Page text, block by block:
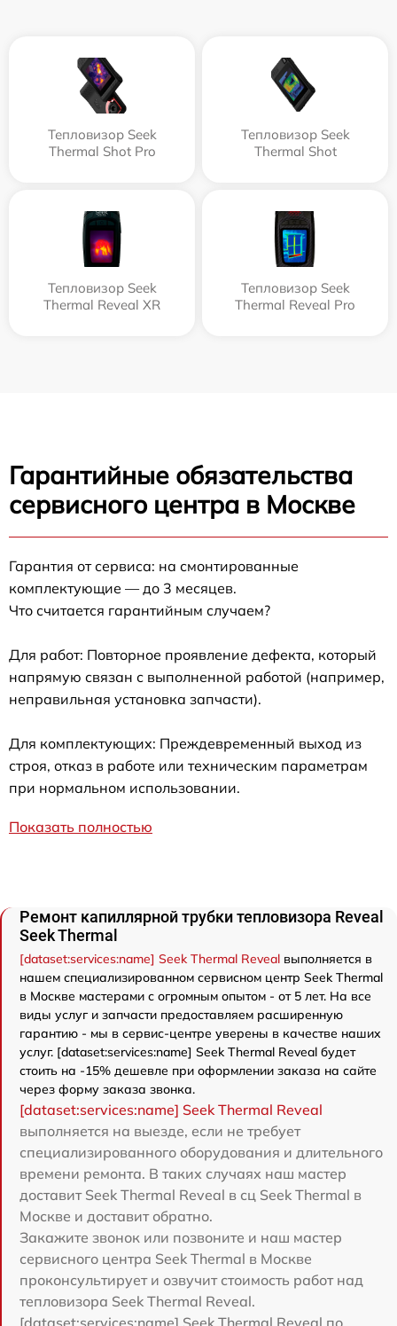
Тепловизор Seek
Thermal Shot Pro
Тепловизор Seek
Thermal Shot
Тепловизор Seek
Thermal Reveal XR
Тепловизор Seek
Thermal Reveal Pro
Гарантийные обязательства
сервисного центра в Москве
Гарантия от сервиса: на смонтированные
комплектующие — до 3 месяцев.
Что считается гарантийным случаем?
Для работ: Повторное проявление дефекта, который
напрямую связан с выполненной работой (например,
неправильная установка запчасти).
Для комплектующих: Преждевременный выход из
строя, отказ в работе или техническим параметрам
при нормальном использовании.
Показать полностью
Ремонт капиллярной трубки тепловизора Reveal
Seek Thermal
[dataset:services:name] Seek Thermal Reveal выполняется в
нашем специализированном сервисном центр Seek Thermal
в Москве мастерами с огромным опытом - от 5 лет. На все
виды услуг и запчасти предоставляем расширенную
гарантию - мы в сервис-центре уверены в качестве наших
услуг. [dataset:services:name] Seek Thermal Reveal будет
стоить на -15% дешевле при оформлении заказа на сайте
через форму заказа звонка.
[dataset:services:name] Seek Thermal Reveal
выполняется на выезде, если не требует
специализированного оборудования и длительного
времени ремонта. В таких случаях наш мастер
доставит Seek Thermal Reveal в сц Seek Thermal в
Москве и доставит обратно.
Закажите звонок или позвоните и наш мастер
сервисного центра Seek Thermal в Москве
проконсультирует и озвучит стоимость работ над
тепловизора Seek Thermal Reveal.
[dataset:services:name] Seek Thermal Reveal по